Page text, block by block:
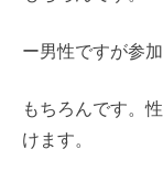
ー男性ですが参
もちろんです。
けます。